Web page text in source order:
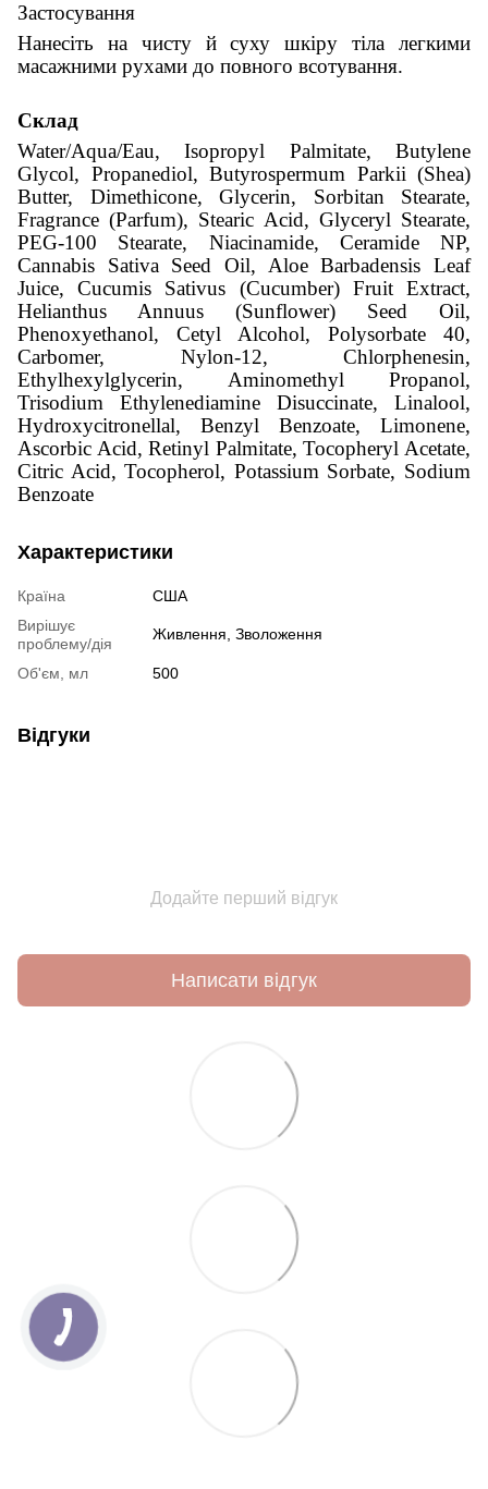
Застосування
Нанесіть на чисту й суху шкіру тіла легкими
масажними рухами до повного всотування.
Склад
Water/Aqua/Eau, Isopropyl Palmitate, Butylene
Glycol, Propanediol, Butyrospermum Parkii (Shea)
Butter, Dimethicone, Glycerin, Sorbitan Stearate,
Fragrance (Parfum), Stearic Acid, Glyceryl Stearate,
PEG-100 Stearate, Niacinamide, Ceramide NP,
Cannabis Sativa Seed Oil, Aloe Barbadensis Leaf
Juice, Cucumis Sativus (Cucumber) Fruit Extract,
Helianthus Annuus (Sunflower) Seed Oil,
Phenoxyethanol, Cetyl Alcohol, Polysorbate 40,
Carbomer, Nylon-12, Chlorphenesin,
Ethylhexylglycerin, Aminomethyl Propanol,
Trisodium Ethylenediamine Disuccinate, Linalool,
Hydroxycitronellal, Benzyl Benzoate, Limonene,
Ascorbic Acid, Retinyl Palmitate, Tocopheryl Acetate,
Citric Acid, Tocopherol, Potassium Sorbate, Sodium
Benzoate
Характеристики
Країна
США
Вирішує
проблему/дія
Живлення Зволоження
Об'єм, мл 500
Відгуки
Додайте перший відгук
Написати відгук